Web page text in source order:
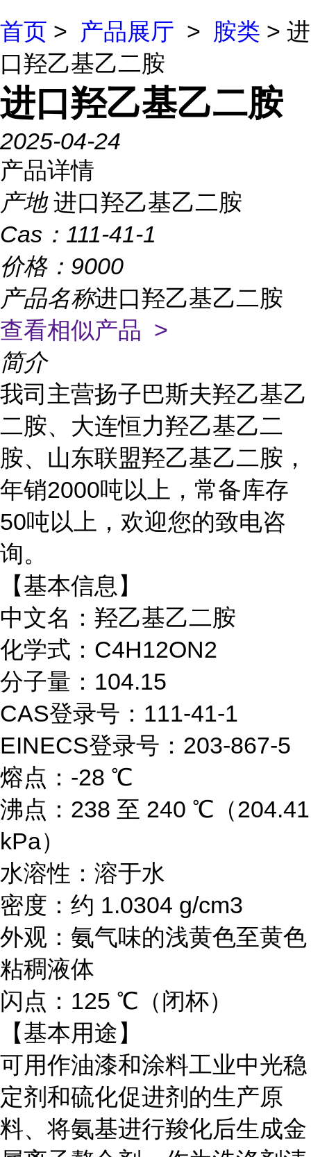
首页 > 产品展厅 > 胺类 > 进
口羟乙基乙二胺
进口羟乙基乙二胺
2025-04-24
产品详情
产地 进口羟乙基乙二胺
Cas： 111-41-1
价格： 9000
产品名称进口羟乙基乙二胺
查看相似产品 >
简介
我司主营扬子巴斯夫羟乙基乙
二胺、大连恒力羟乙基乙二
胺、山东联盟羟乙基乙二胺，
年销2000吨以上，常备库存
50吨以上，欢迎您的致电咨
询。
【基本信息】
中文名：羟乙基乙二胺
化学式：C4H12ON2
分子量：104.15
CAS登录号：111-41-1
EINECS登录号：203-867-5
熔点：-28 ℃
沸点：238 至 240 ℃（204.41
kPa）
水溶性：溶于水
密度： 约 1.0304 g/cm3
外观：氨气味的浅黄色至黄色
粘稠液体
闪点：125 ℃（闭杯）
【基本用途】
可用作油漆和涂料工业中光稳
定剂和硫化促进剂的生产原
料、将氨基进行羧化后生成金